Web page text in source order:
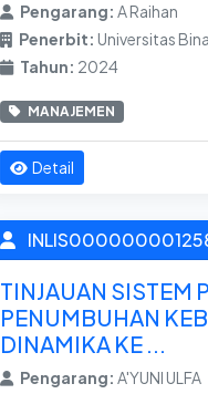
Pengarang: A Raihan
Penerbit: Universitas
Tahun: 2024
MANAJEMEN
Detail
TINJAUAN SISTEM
PENUMBUHAN
DINAMIKA KE ...
Pengarang: A'YUNI ULFA